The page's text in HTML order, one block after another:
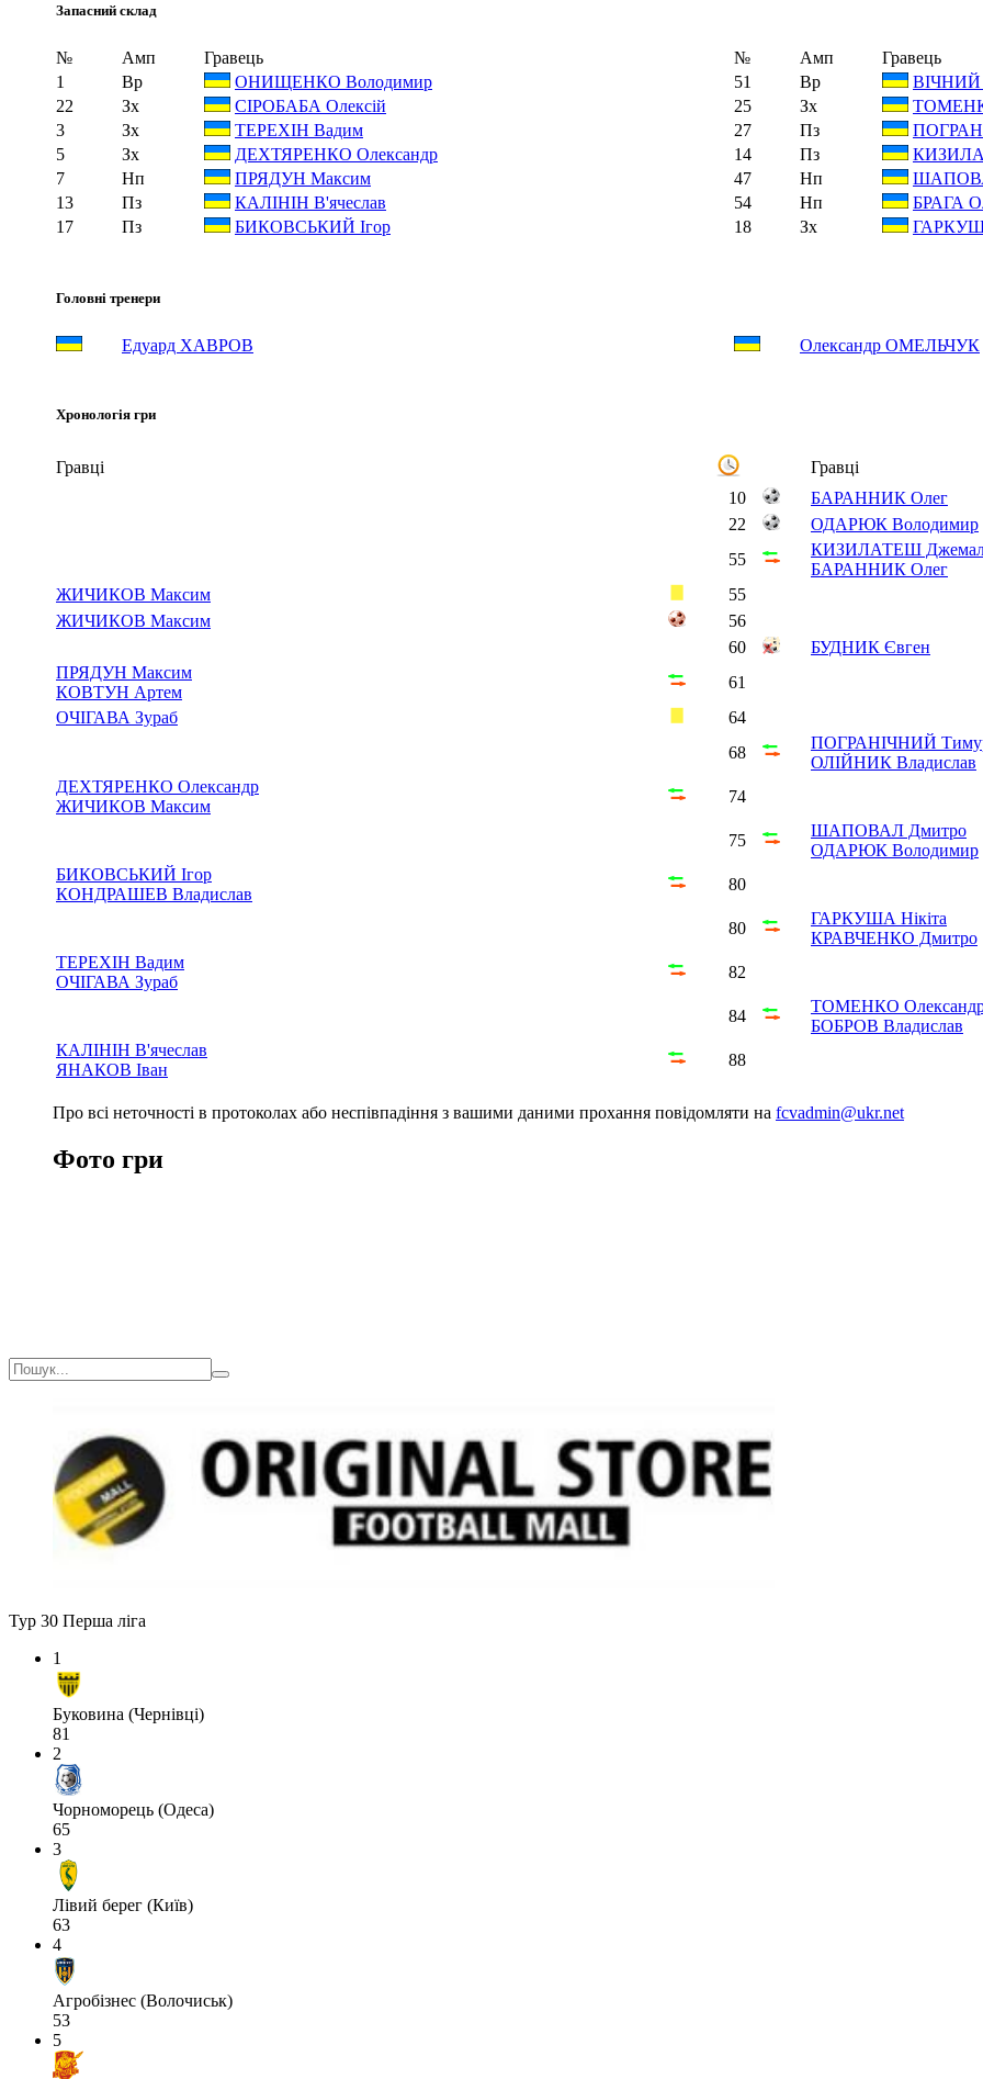
Запасний склад
№ Амп Гравець № Амп
Гравець
1
Вр ОНИЩЕНКО Володимир 51 Вр
ВІЧНИЙ
22
Зх СІРОБАБА Олексій 25 Зх
3
Зх ТЕРЕХІН Вадим 27 Пз
5
Зх ДЕХТЯРЕНКО Олександр 14 Пз
7
Нп ПРЯДУН Максим 47 Нп
13
Пз КАЛІНІН В'ячеслав 54 Нп
БРАГА
17
Пз БИКОВСЬКИЙ Ігор 18 Зх
Головні тренери
Едуард ХАВРОВ Олександр ОМЕЛЬЧУК
Хронологія гри
Гравці
Гравці
10
БАРАННИК Олег
22
ОДАРЮК Володимир
55
КИЗИЛАТЕШ
БАРАННИК Олег
ЖИЧИКОВ Максим
55
ЖИЧИКОВ Максим
56
60
БУДНИК Євген
ПРЯДУН Максим
КОВТУН Артем
61
ОЧІГАВА Зураб
64
68
ПОГРАНІЧНИЙ
ОЛІЙНИК Владислав
ДЕХТЯРЕНКО Олександр
ЖИЧИКОВ Максим
74
75
ШАПОВАЛ Дмитро
ОДАРЮК Володимир
БИКОВСЬКИЙ Ігор
КОНДРАШЕВ Владислав
80
80
ГАРКУША Нікіта
КРАВЧЕНКО Дмитро
ТЕРЕХІН Вадим
ОЧІГАВА Зураб
82
84
ТОМЕНКО
БОБРОВ Владислав
КАЛІНІН В'ячеслав
ЯНАКОВ Іван
88
Про всі неточності в протоколах або неспівпадіння з вашими даними прохання повідомляти на fcvadmin@ukr.net
Фото гри
Тур 30 Перша ліга
1
Буковина (Чернівці)
81
2
Чорноморець (Одеса)
65
3
Лівий берег (Київ)
63
4
Агробізнес (Волочиськ)
53
5